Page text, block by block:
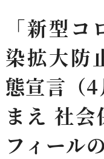
「新型
染拡大防
態宣言（
まえ 社
フィール